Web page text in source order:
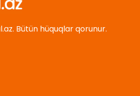
Bütün hüquqlar qorunur.